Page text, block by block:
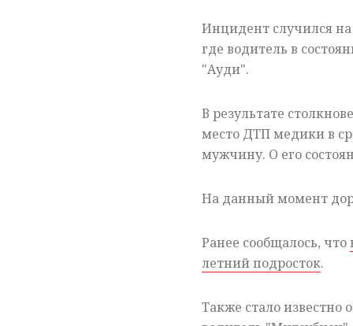
Инцидент случился
где водитель в
"Ауди".
В результате
место ДТП медики в
мужчину. О его
На данный момент
Ранее сообщалось, что
летний подросток.
Также стало известно